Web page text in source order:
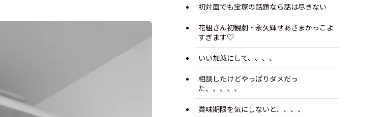
初対面でも宝塚の話題なら話は尽きない
花組さん初観劇・永久輝せあさまかっこよ
すぎます♡
いい加減にして、、、、
相談したけどやっぱりダメだっ
た、、、、、
賞味期限を気にしないと、、、、